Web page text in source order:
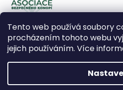
Tento web používá soubory
procházením tohoto webu
jejich používáním. Více
Vytvořil